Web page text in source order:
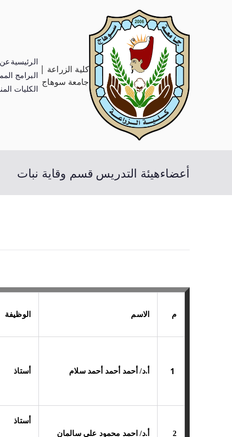
كلية الزراعة |
جامعة سوهاج
الرئيسيةعن
البرامج
الكليات
أعضاءهيئة التدريس قسم وقاية نبات
م الاسم الوظيفة
أ.د/ أحمد أحمد أحمد سلام أستاذ
2 أ.د/ احمد محمود علي سالمان
أستاذ